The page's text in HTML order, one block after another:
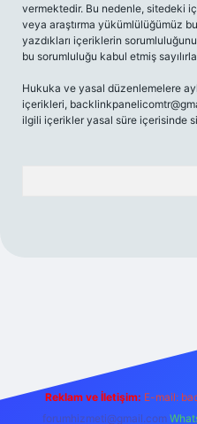
vermektedir. Bu nedenle, sitedeki
veya araştırma yükümlülüğümüz
yazdıkları içeriklerin
bu sorumluluğu kabul etmiş
Hukuka ve yasal düzenlemelere
içerikleri,
ilgili içerikler yasal süre içerisinde
Reklam ve İletişim: E-mail:
forumhizmeti@gmail.com